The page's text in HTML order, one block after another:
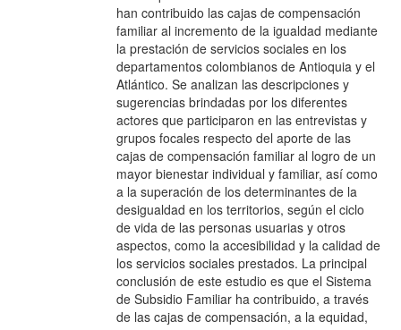
han contribuido las cajas de compensación
familiar al incremento de la igualdad mediante
la prestación de servicios sociales en los
departamentos colombianos de Antioquia y el
Atlántico. Se analizan las descripciones y
sugerencias brindadas por los diferentes
actores que participaron en las entrevistas y
grupos focales respecto del aporte de las
cajas de compensación familiar al logro de un
mayor bienestar individual y familiar, así como
a la superación de los determinantes de la
desigualdad en los territorios, según el ciclo
de vida de las personas usuarias y otros
aspectos, como la accesibilidad y la calidad de
los servicios sociales prestados. La principal
conclusión de este estudio es que el Sistema
de Subsidio Familiar ha contribuido, a través
de las cajas de compensación, a la equidad,